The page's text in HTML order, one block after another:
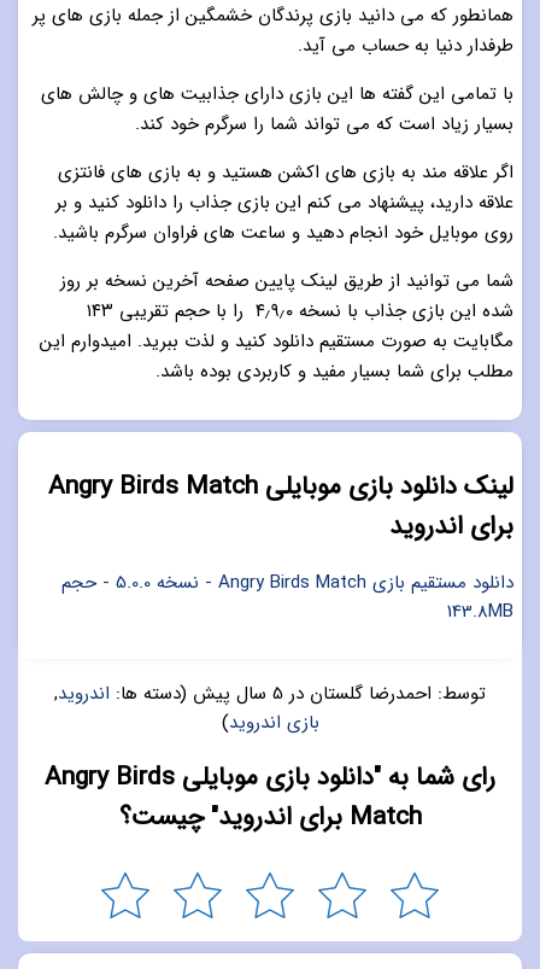
همانطور که می دانید بازی پرندگان خشمگین از جمله بازی های پر
طرفدار دنیا به حساب می آید.
با تمامی این گفته ها این بازی دارای جذابیت های و چالش های
بسیار زیاد است که می تواند شما را سرگرم خود کند.
اگر علاقه مند به بازی های اکشن هستید و به بازی های فانتزی
علاقه دارید، پیشنهاد می کنم این بازی جذاب را دانلود کنید و بر
روی موبایل خود انجام دهید و ساعت های فراوان سرگرم باشید.
شما می توانید از طریق لینک پایین صفحه آخرین نسخه بر روز
شده این بازی جذاب با نسخه ۴٫۹٫۰ را با حجم تقریبی ۱۴۳
مگابایت به صورت مستقیم دانلود کنید و لذت ببرید. امیدوارم این
مطلب برای شما بسیار مفید و کاربردی بوده باشد.
لینک دانلود بازی موبایلی Angry Birds Match
برای اندروید
دانلود مستقیم بازی Angry Birds Match - نسخه 5.0.0 - حجم
143.8MB
توسط: احمدرضا گلستان در 5 سال پیش (دسته ها: اندروید,
بازی اندروید)
رای شما به "دانلود بازی موبایلی Angry Birds
Match برای اندروید" چیست؟